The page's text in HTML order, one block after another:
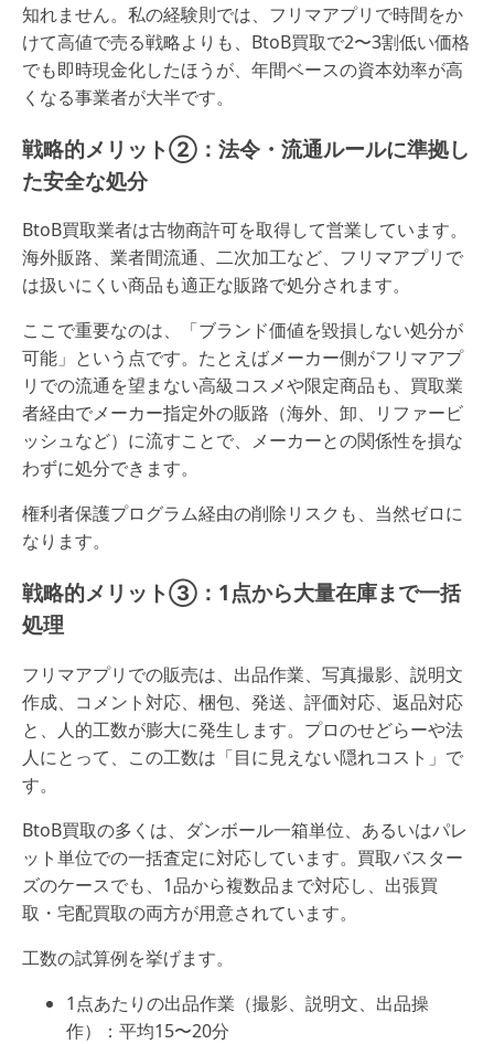
知れません。私の経験則では、フリマアプリで時間をか
けて高値で売る戦略よりも、BtoB買取で2〜3割低い価格
でも即時現金化したほうが、年間ベースの資本効率が高
くなる事業者が大半です。
戦略的メリット②：法令・流通ルールに準拠し
た安全な処分
BtoB買取業者は古物商許可を取得して営業しています。
海外販路、業者間流通、二次加工など、フリマアプリで
は扱いにくい商品も適正な販路で処分されます。
ここで重要なのは、「ブランド価値を毀損しない処分が
可能」という点です。たとえばメーカー側がフリマアプ
リでの流通を望まない高級コスメや限定商品も、買取業
者経由でメーカー指定外の販路（海外、卸、リファービ
ッシュなど）に流すことで、メーカーとの関係性を損な
わずに処分できます。
権利者保護プログラム経由の削除リスクも、当然ゼロに
なります。
戦略的メリット③：1点から大量在庫まで一括
処理
フリマアプリでの販売は、出品作業、写真撮影、説明文
作成、コメント対応、梱包、発送、評価対応、返品対応
と、人的工数が膨大に発生します。プロのせどらーや法
人にとって、この工数は「目に見えない隠れコスト」で
す。
BtoB買取の多くは、ダンボール一箱単位、あるいはパレ
ット単位での一括査定に対応しています。買取バスター
ズのケースでも、1品から複数品まで対応し、出張買
取・宅配買取の両方が用意されています。
工数の試算例を挙げます。
1点あたりの出品作業（撮影、説明文、出品操
作）：平均15〜20分